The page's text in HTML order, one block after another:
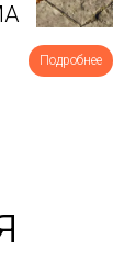
Подробнее